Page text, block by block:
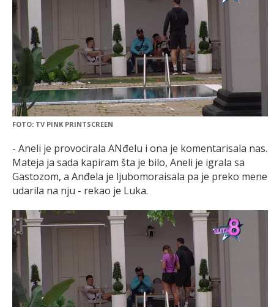
FOTO: TV PINK PRINTSCREEN
- Aneli je provocirala ANđelu i ona je komentarisala nas.
Mateja ja sada kapiram šta je bilo, Aneli je igrala sa
Gastozom, a Anđela je ljubomoraisala pa je preko mene
udarila na nju - rekao je Luka.